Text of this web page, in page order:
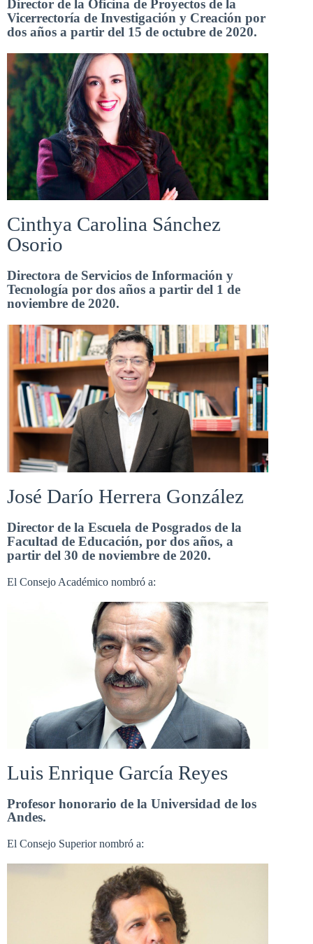
Director de la Oficina de Proyectos de la
Vicerrectoría de Investigación y Creación por
dos años a partir del 15 de octubre de 2020.
Cinthya Carolina Sánchez
Osorio
Directora de Servicios de Información y
Tecnología por dos años a partir del 1 de
noviembre de 2020.
José Darío Herrera González
Director de la Escuela de Posgrados de la
Facultad de Educación, por dos años, a
partir del 30 de noviembre de 2020.
El Consejo Académico nombró a:
Luis Enrique García Reyes
Profesor honorario de la Universidad de los
Andes.
El Consejo Superior nombró a: